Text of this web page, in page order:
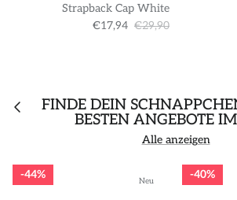
Strapback Cap White
€17,94 €29,90
FINDE DEIN
BESTEN ANGEBOTE
Alle anzeigen
Neu
44% 40%